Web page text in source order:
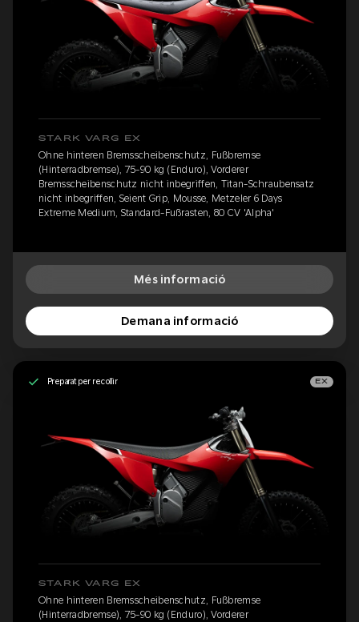
STARK VARG EX
Ohne hinteren Bremsscheibenschutz, Fußbremse
(Hinterradbremse), 75-90 kg (Enduro), Vorderer
Bremsscheibenschutz nicht inbegriffen, Titan-Schraubensatz
nicht inbegriffen, Seient Grip, Mousse, Metzeler 6 Days
Extreme Medium, Standard-Fußrasten, 80 CV 'Alpha'
Més informació
Demana informació
Preparat per recollir EX
STARK VARG EX
Ohne hinteren Bremsscheibenschutz, Fußbremse
(Hinterradbremse), 75-90 kg (Enduro), Vorderer